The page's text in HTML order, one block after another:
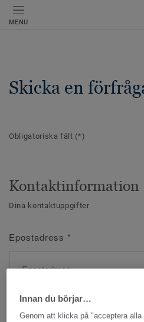
MENU
Skicka en
Obligatoriska fält (*)
Kontaktinformation
Dina kontaktuppgifter
Epostadress *
Namn*
Innan du börjar…
Genom att klicka på "acceptera